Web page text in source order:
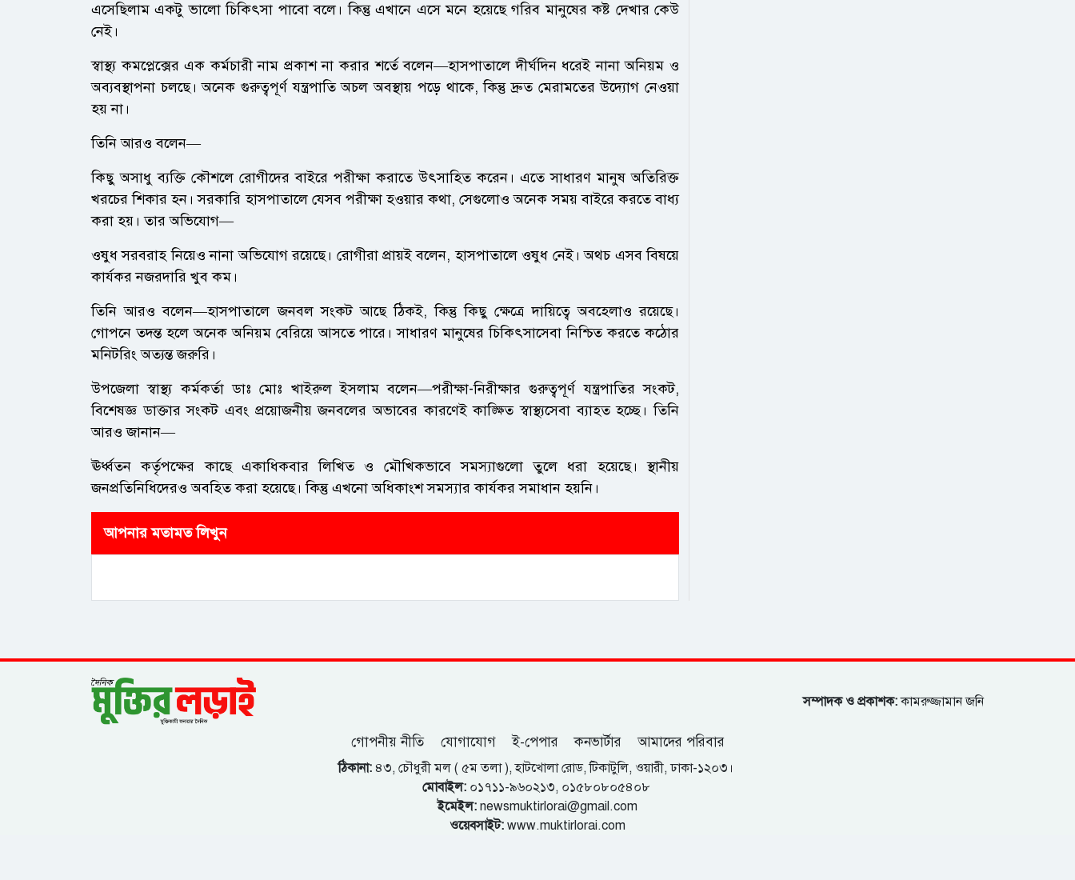
এসেছিলাম একটু ভালো চিকিৎসা পাবো বলে। কিন্তু এখানে এসে মনে হয়েছে গরিব মানুষের কষ্ট দেখার কেউ
নেই।
স্বাস্থ্য কমপ্লেক্সের এক কর্মচারী নাম প্রকাশ না করার শর্তে বলেন—হাসপাতালে দীর্ঘদিন ধরেই নানা অনিয়ম ও
অব্যবস্থাপনা চলছে। অনেক গুরুত্বপূর্ণ যন্ত্রপাতি অচল অবস্থায় পড়ে থাকে, কিন্তু দ্রুত মেরামতের উদ্যোগ নেওয়া
হয় না।
তিনি আরও বলেন—
কিছু অসাধু ব্যক্তি কৌশলে রোগীদের বাইরে পরীক্ষা করাতে উৎসাহিত করেন। এতে সাধারণ মানুষ অতিরিক্ত
খরচের শিকার হন। সরকারি হাসপাতালে যেসব পরীক্ষা হওয়ার কথা, সেগুলোও অনেক সময় বাইরে করতে বাধ্য
করা হয়। তার অভিযোগ—
ওষুধ সরবরাহ নিয়েও নানা অভিযোগ রয়েছে। রোগীরা প্রায়ই বলেন, হাসপাতালে ওষুধ নেই। অথচ এসব বিষয়ে
কার্যকর নজরদারি খুব কম।
তিনি আরও বলেন—হাসপাতালে জনবল সংকট আছে ঠিকই, কিন্তু কিছু ক্ষেত্রে দায়িত্বে অবহেলাও রয়েছে।
গোপনে তদন্ত হলে অনেক অনিয়ম বেরিয়ে আসতে পারে। সাধারণ মানুষের চিকিৎসাসেবা নিশ্চিত করতে কঠোর
মনিটরিং অত্যন্ত জরুরি।
উপজেলা স্বাস্থ্য কর্মকর্তা ডাঃ মোঃ খাইরুল ইসলাম বলেন—পরীক্ষা-নিরীক্ষার গুরুত্বপূর্ণ যন্ত্রপাতির সংকট,
বিশেষজ্ঞ ডাক্তার সংকট এবং প্রয়োজনীয় জনবলের অভাবের কারণেই কাঙ্ক্ষিত স্বাস্থ্যসেবা ব্যাহত হচ্ছে। তিনি
আরও জানান—
ঊর্ধ্বতন কর্তৃপক্ষের কাছে একাধিকবার লিখিত ও মৌখিকভাবে সমস্যাগুলো তুলে ধরা হয়েছে। স্থানীয়
জনপ্রতিনিধিদেরও অবহিত করা হয়েছে। কিন্তু এখনো অধিকাংশ সমস্যার কার্যকর সমাধান হয়নি।
আপনার মতামত লিখুন
সম্পাদক ও প্রকাশক:কামরুজ্জামান জনি
গোপনীয় নীতি যোগাযোগ ই-পেপার কনভার্টার আমাদের পরিবার
ঠিকানা: ৪৩, চৌধুরী মল ( ৫ম তলা ), হাটখোলা রোড, টিকাটুলি, ওয়ারী, ঢাকা-১২০৩।
মোবাইল:০১৭১১-৯৬০২১৩, ০১৫৮০৮০৫৪০৮
ইমেইল: newsmuktirlorai@gmail.com
ওয়েবসাইট: www.muktirlorai.com